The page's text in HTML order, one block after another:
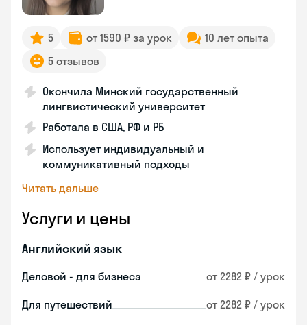
5 от 1590 ₽ за урок
10 лет опыта
5 отзывов
Окончила Минский государственный
лингвистический университет
Работала в США, РФ и РБ
Использует индивидуальный и
коммуникативный подходы
Читать дальше
Услуги и цены
Английский язык
Деловой - для бизнеса от 2282 ₽ / урок
Для путешествий от 2282 ₽ / урок